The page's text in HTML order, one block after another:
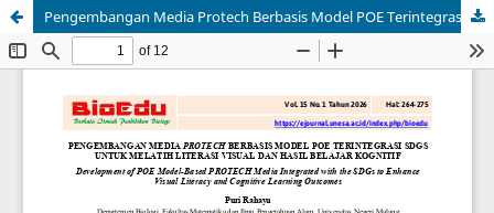
Pengembangan Media Protech Berbasis Model POE Terintegrasi SDGs untuk Melatih Literasi Visual dan Hasil Belajar Kognitif